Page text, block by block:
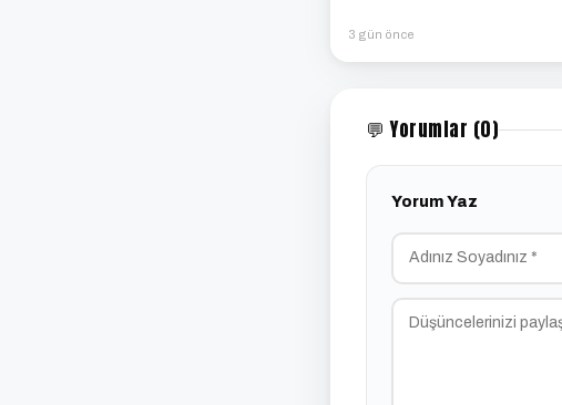
3 gün önce
💬 Yorumlar (0)
Yorum Yaz